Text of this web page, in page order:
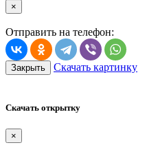
×
Отправить на телефон:
Закрыть Скачать картинку
Скачать открытку
×